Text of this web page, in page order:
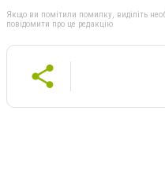
Якщо ви помітили помилку, виділіть
повідомити про це редакцію